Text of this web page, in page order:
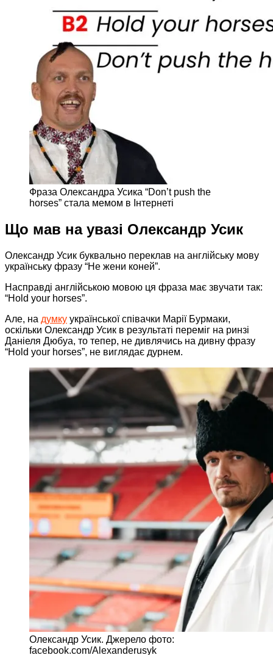
Фраза Олександра Усика “Don’t push the
horses” стала мемом в Інтернеті
Що мав на увазі Олександр Усик
Олександр Усик буквально переклав на англійську мову
українську фразу “Не жени коней”.
Насправді англійською мовою ця фраза має звучати так:
“Hold your horses”.
Але, на думку української співачки Марії Бурмаки,
оскільки Олександр Усик в результаті переміг на ринзі
Даніеля Дюбуа, то тепер, не дивлячись на дивну фразу
“Hold your horses”, не виглядає дурнем.
Олександр Усик. Джерело фото:
facebook.com/Alexanderusyk